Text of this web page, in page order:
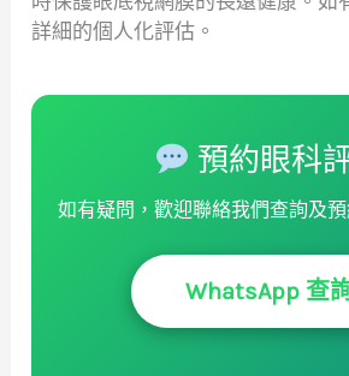
詳細的個人化評估。
預約眼科
如有疑問，歡迎聯絡我們查詢及
WhatsApp 查